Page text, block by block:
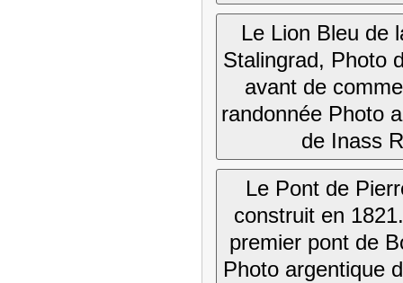
Le Lion Bleu de
Stalingrad, Photo
avant de
randonnée Photo
de Inass
Le Pont de
construit en
premier pont de
Photo argentique